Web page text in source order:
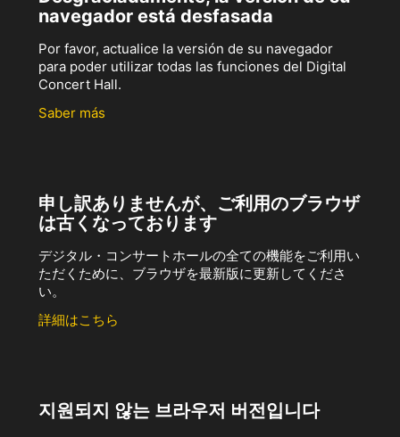
navegador está desfasada
Por favor, actualice la versión de su navegador
para poder utilizar todas las funciones del Digital
Concert Hall.
Saber más
申し訳ありませんが、ご利用のブラウザ
は古くなっております
デジタル・コンサートホールの全ての機能をご利用い
ただくために、ブラウザを最新版に更新してくださ
い。
詳細はこちら
지원되지 않는 브라우저 버전입니다